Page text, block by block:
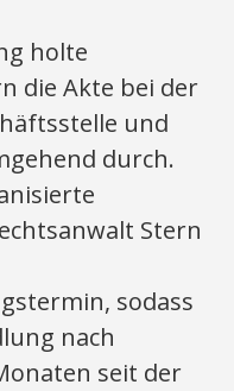
holte
die Akte bei der
und
durch.
Stern
sodass
nach
seit der